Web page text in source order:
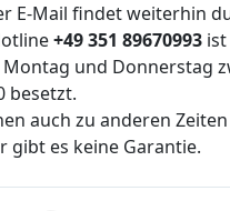
E-Mail findet weiterhin
+49 351 89670993 ist
und Donnerstag
besetzt.
auch zu anderen
gibt es keine Garantie.